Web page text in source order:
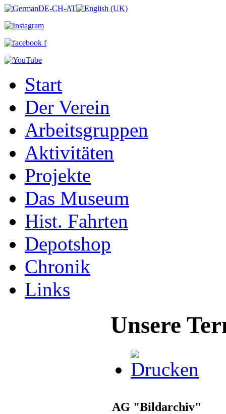
Start
Der Verein
Arbeitsgruppen
Aktivitäten
Projekte
Das Museum
Hist. Fahrten
Depotshop
Chronik
Links
Unsere
AG "Bildarchiv"